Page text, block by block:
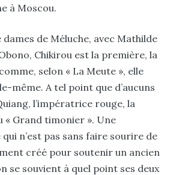
à Moscou.
de Méluche, avec Mathilde
Chikirou est la première, la
selon « La Meute », elle
même. A tel point que d’aucuns
l’impératrice rouge, la
« Grand timonier ». Une
n’est pas sans faire sourire de
créé pour soutenir un ancien
se souvient à quel point ses deux